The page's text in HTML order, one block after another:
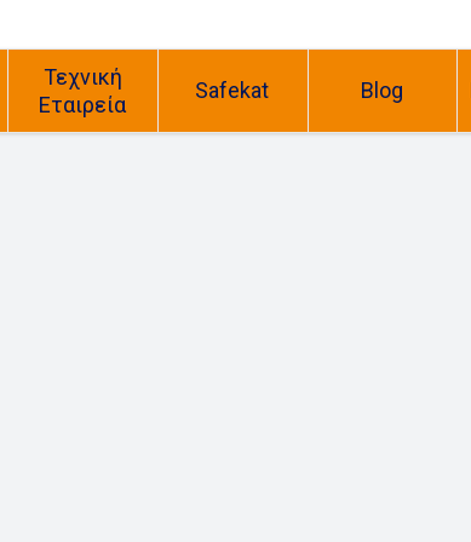
Τεχνική
Εταιρεία
Safekat Blog